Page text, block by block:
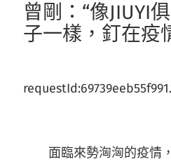
曾剛：“像JIUYI
子一樣，釘在疫
面臨來勢洶洶的疫情